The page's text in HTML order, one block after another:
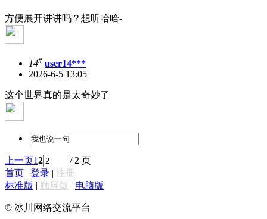
方便展开讲讲吗？想听哈哈-
14# user14***
2026-6-5 13:05
这个世界真的是太奇妙了
上一页12
/ 2 页
首页 | 登录 | 注册
标准版 | 触屏版 | 电脑版
© 冰川网络交流平台